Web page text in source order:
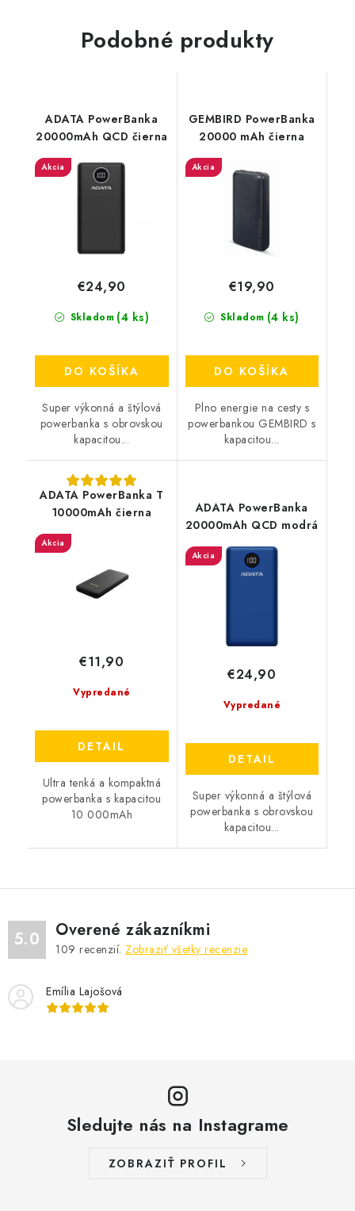
Podobné produkty
ADATA PowerBanka
20000mAh QCD čierna
Akcia
Skladom (4 ks)
€24,90
DO KOŠÍKA
Super výkonná a štýlová
powerbanka s obrovskou
kapacitou...
GEMBIRD PowerBanka
20000 mAh čierna
Akcia
Skladom (4 ks)
€19,90
DO KOŠÍKA
Plno energie na cesty s
powerbankou GEMBIRD s
kapacitou...
ADATA PowerBanka T
10000mAh čierna
Akcia
Vypredané
€11,90
DETAIL
Ultra tenká a kompaktná
powerbanka s kapacitou
10 000mAh
ADATA PowerBanka
20000mAh QCD modrá
Akcia
Vypredané
€24,90
DETAIL
Super výkonná a štýlová
powerbanka s obrovskou
kapacitou...
5.0 Overené zákazníkmi
109 recenzií. Zobraziť všetky recenzie
Emília Lajošová
Sledujte nás na Instagrame
ZOBRAZIŤ PROFIL